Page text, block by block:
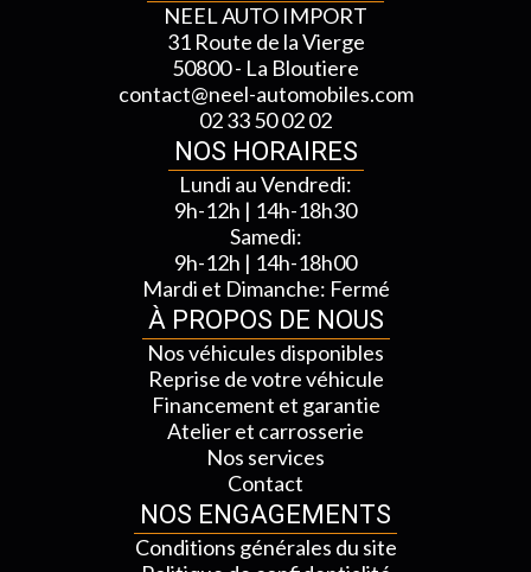
NEEL AUTO IMPORT
31 Route de la Vierge
50800 - La Bloutiere
contact@neel-automobiles.com
02 33 50 02 02
NOS HORAIRES
Lundi au Vendredi:
9h-12h | 14h-18h30
Samedi:
9h-12h | 14h-18h00
Mardi et Dimanche: Fermé
À PROPOS DE NOUS
Nos véhicules disponibles
Reprise de votre véhicule
Financement et garantie
Atelier et carrosserie
Nos services
Contact
NOS ENGAGEMENTS
Conditions générales du site